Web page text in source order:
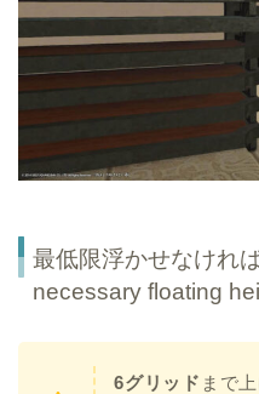
最低限浮かせなけれ
necessary floating
6グリッド まで